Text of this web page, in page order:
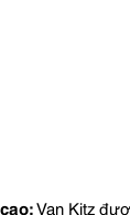
Van Kitz